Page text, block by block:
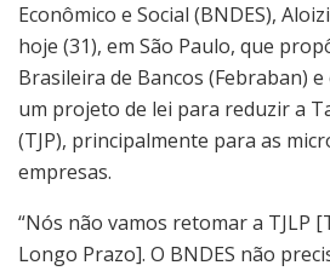
Econômico e Social (BNDES),
hoje (31), em São Paulo, que
Brasileira de Bancos (Febraban)
um projeto de lei para reduzir a
(TJP), principalmente para as
empresas.
“Nós não vamos retomar a TJLP
Longo Prazo]. O BNDES não